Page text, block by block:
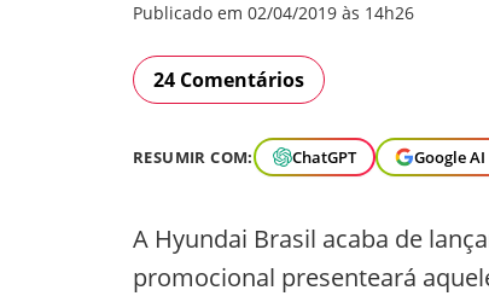
Publicado em 02/04/2019 às 14h26
24 Comentários
RESUMIR COM: ChatGPT Google
A Hyundai Brasil acaba de
promocional presenteará